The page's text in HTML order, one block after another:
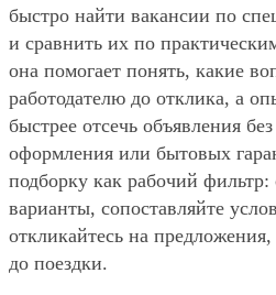
быстро найти вакансии по
и сравнить их по
она помогает понять, какие
работодателю до отклика, а
быстрее отсечь объявления
оформления или бытовых
подборку как рабочий
варианты, сопоставляйте
откликайтесь на
до поездки.